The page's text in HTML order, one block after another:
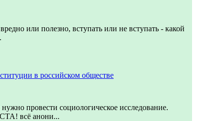
или полезно, вступать или не вступать - какой
в российском обществе
провести социологическое исследование.
всё анони...